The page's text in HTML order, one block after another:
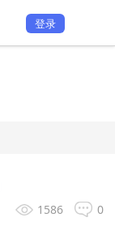
登录
0
1586